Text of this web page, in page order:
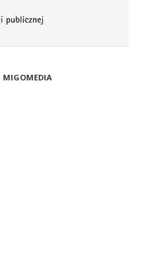
MIGOMEDIA